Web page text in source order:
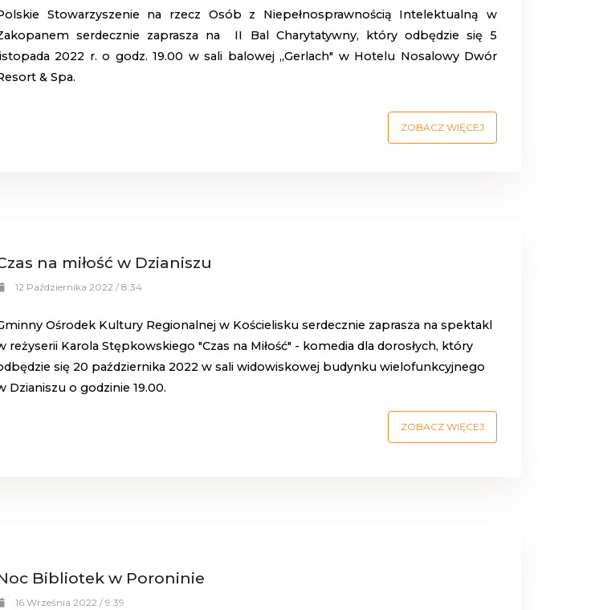
Stowarzyszenie na rzecz Osób z Niepełnosprawnością Intelektualną w
serdecznie zaprasza na II Bal Charytatywny, który odbędzie się 5
2022 r. o godz. 19.00 w sali balowej ,,Gerlach" w Hotelu Nosalowy Dwór
& Spa.
ZOBACZ WIĘCEJ
na miłość w Dzianiszu
12 Października 2022 / 8:34
Ośrodek Kultury Regionalnej w Kościelisku serdecznie zaprasza na spektakl
reżyserii Karola Stępkowskiego "Czas na Miłość" - komedia dla dorosłych, który
się 20 października 2022 w sali widowiskowej budynku wielofunkcyjnego
Dzianiszu o godzinie 19.00.
ZOBACZ WIĘCEJ
Bibliotek w Poroninie
16 Września 2022 / 9:39